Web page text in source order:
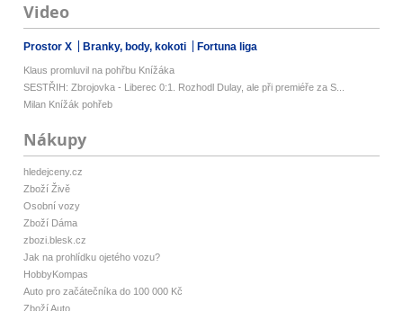
Video
Prostor X Branky, body, kokoti Fortuna liga
Klaus promluvil na pohřbu Knížáka
SESTŘIH: Zbrojovka - Liberec 0:1. Rozhodl Dulay, ale při premiéře za S...
Milan Knížák pohřeb
Nákupy
hledejceny.cz
Zboží Živě
Osobní vozy
Zboží Dáma
zbozi.blesk.cz
Jak na prohlídku ojetého vozu?
HobbyKompas
Auto pro začátečníka do 100 000 Kč
Zboží Auto